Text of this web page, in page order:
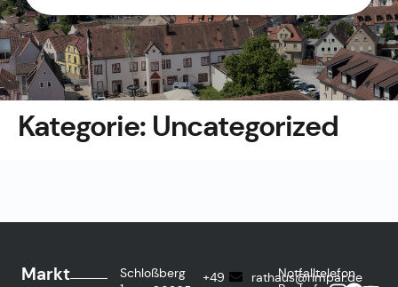
Kategorie: Uncategorized
Markt
Schloßberg
+49
rathaus@rimpar.de
Notfalltelefon